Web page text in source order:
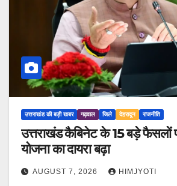
उत्तराखंड की बड़ी खबर गढ़वाल जिले देहरादून राजनीति
उत्तराखंड कैबिनेट के 15 बड़े फैसलों
योजना का दायरा बढ़ा
AUGUST 7, 2026 HIMJYOTI